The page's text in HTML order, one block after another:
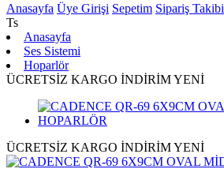
Anasayfa Üye Girişi Sepetim Sipariş Takibi
Ts
Anasayfa
Ses Sistemi
Hoparlör
ÜCRETSİZ KARGO İNDİRİMYENİ
ÜCRETSİZ KARGO İNDİRİMYENİ